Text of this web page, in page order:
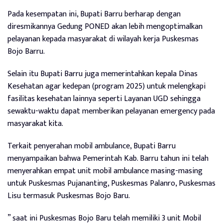
Pada kesempatan ini, Bupati Barru berharap dengan
diresmikannya Gedung PONED akan lebih mengoptimalkan
pelayanan kepada masyarakat di wilayah kerja Puskesmas
Bojo Barru.
Selain itu Bupati Barru juga memerintahkan kepala Dinas
Kesehatan agar kedepan (program 2025) untuk melengkapi
fasilitas kesehatan lainnya seperti Layanan UGD sehingga
sewaktu-waktu dapat memberikan pelayanan emergency pada
masyarakat kita.
Terkait penyerahan mobil ambulance, Bupati Barru
menyampaikan bahwa Pemerintah Kab. Barru tahun ini telah
menyerahkan empat unit mobil ambulance masing-masing
untuk Puskesmas Pujananting, Puskesmas Palanro, Puskesmas
Lisu termasuk Puskesmas Bojo Baru.
” saat ini Puskesmas Bojo Baru telah memiliki 3 unit Mobil